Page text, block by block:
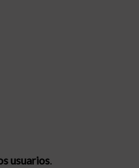
usuarios.